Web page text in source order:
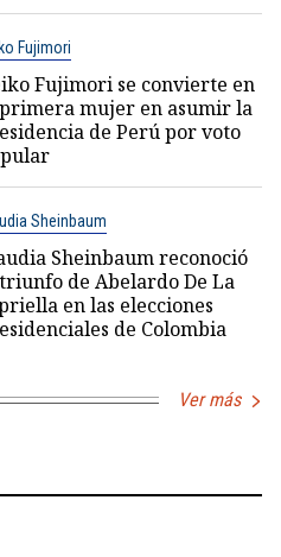
Fujimori
Fujimori se convierte en
mujer en asumir la
de Perú por voto
Sheinbaum
Sheinbaum reconoció
de Abelardo De La
en las elecciones
de Colombia
Ver más